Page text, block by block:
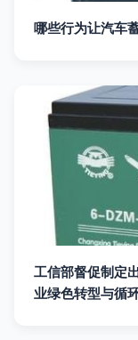
哪些行为让汽车
工信部督促制定
业绿色转型与循